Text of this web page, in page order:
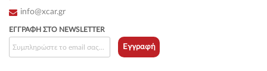
info@xcar.gr
ΕΓΓΡΑΦΉ ΣΤΟ NEWSLETTER
Εγγραφή